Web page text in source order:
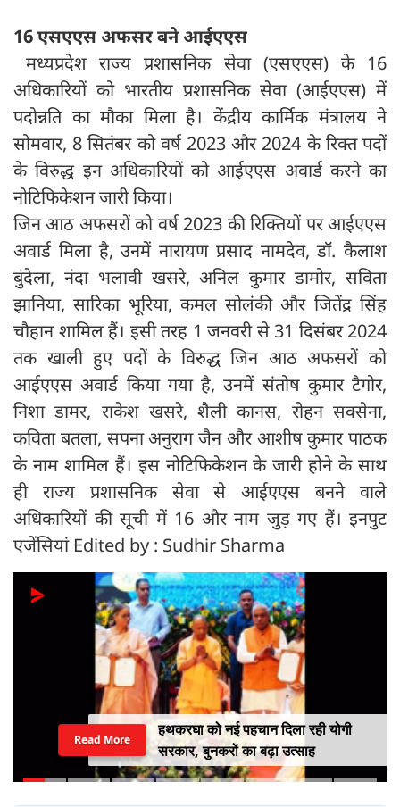
16 एसएएस अफसर बने आईएएस
मध्यप्रदेश राज्य प्रशासनिक सेवा (एसएएस) के 16
अधिकारियों को भारतीय प्रशासनिक सेवा (आईएएस) में
पदोन्नति का मौका मिला है। केंद्रीय कार्मिक मंत्रालय ने
सोमवार, 8 सितंबर को वर्ष 2023 और 2024 के रिक्त पदों
के विरुद्ध इन अधिकारियों को आईएएस अवार्ड करने का
नोटिफिकेशन जारी किया।
जिन आठ अफसरों को वर्ष 2023 की रिक्तियों पर आईएएस
अवार्ड मिला है, उनमें नारायण प्रसाद नामदेव, डॉ. कैलाश
बुंदेला, नंदा भलावी खसरे, अनिल कुमार डामोर, सविता
झानिया, सारिका भूरिया, कमल सोलंकी और जितेंद्र सिंह
चौहान शामिल हैं। इसी तरह 1 जनवरी से 31 दिसंबर 2024
तक खाली हुए पदों के विरुद्ध जिन आठ अफसरों को
आईएएस अवार्ड किया गया है, उनमें संतोष कुमार टैगोर,
निशा डामर, राकेश खसरे, शैली कानस, रोहन सक्सेना,
कविता बतला, सपना अनुराग जैन और आशीष कुमार पाठक
के नाम शामिल हैं। इस नोटिफिकेशन के जारी होने के साथ
ही राज्य प्रशासनिक सेवा से आईएएस बनने वाले
अधिकारियों की सूची में 16 और नाम जुड़ गए हैं। इनपुट
एजेंसियां Edited by : Sudhir Sharma
हथकरघा को नई पहचान दिला रही योगी
सरकार, बुनकरों का बढ़ा उत्साह
Read More